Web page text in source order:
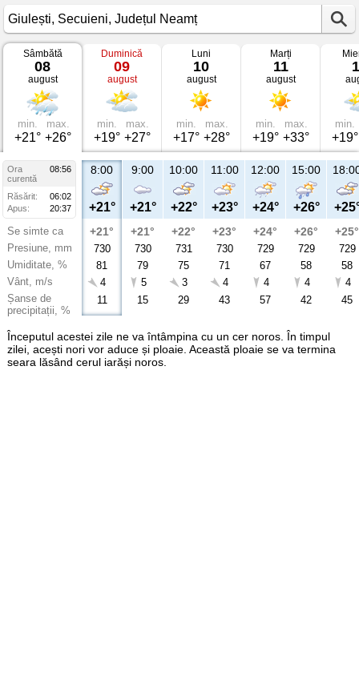
Vremea
Giulești
Secuieni,
Județul
Neamț
Sâmbătă
08
august
min.
+21°
max.
+26°
Duminică
09
august
min.
+19°
max.
+27°
Luni
10
august
min.
+17°
max.
+28°
Marți
11
august
min.
+19°
max.
+33°
min.
+19°
Ora
08:56
curentă
Răsărit:
06:02
Apus:
20:37
Se simte ca
Presiune, mm
Umiditate, %
Vânt, m/s
Șanse de
precipitații, %
8:00
+21°
+21°
730
81
4
11
9:00
+21°
+21°
730
79
5
15
10:00
+22°
+22°
731
75
3
29
11:00
+23°
+23°
730
71
4
43
12:00
+24°
+24°
729
67
4
57
15:00
+26°
+26°
729
58
4
42
+25°
729
58
4
45
Începutul acestei zile ne va întâmpina cu un cer noros. În timpul
zilei, acești nori vor aduce și ploaie. Această ploaie se va termina
seara lăsând cerul iarăși noros.